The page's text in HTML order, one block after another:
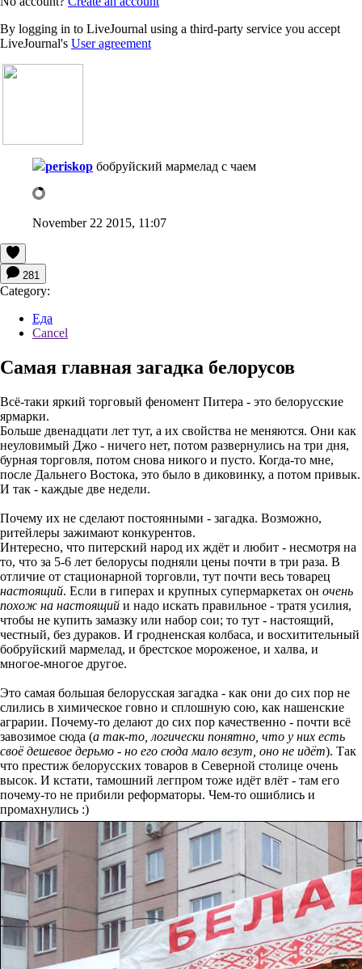
By logging in to LiveJournal using a third-party service you accept
LiveJournal's User agreement
periskop бобруйский мармелад с чаем
November 22 2015, 11:07
281
Category:
Еда
Cancel
Самая главная загадка белорусов
Всё-таки яркий торговый феномент Питера - это белорусские
ярмарки.
Больше двенадцати лет тут, а их свойства не меняются. Они как
неуловимый Джо - ничего нет, потом развернулись на три дня,
бурная торговля, потом снова никого и пусто. Когда-то мне,
после Дальнего Востока, это было в диковинку, а потом привык.
И так - каждые две недели.
Почему их не сделают постоянными - загадка. Возможно,
ритейлеры зажимают конкурентов.
Интересно, что питерский народ их ждёт и любит - несмотря на
то, что за 5-6 лет белорусы подняли цены почти в три раза. В
отличие от стационарной торговли, тут почти весь товарец
настоящий. Если в гиперах и крупных супермаркетах он очень
похож на настоящий и надо искать правильное - тратя усилия,
чтобы не купить замазку или набор сои; то тут - настоящий,
честный, без дураков. И гродненская колбаса, и восхитительный
бобруйский мармелад, и брестское мороженое, и халва, и
многое-многое другое.
Это самая большая белорусская загадка - как они до сих пор не
слились в химическое говно и сплошную сою, как нашенские
аграрии. Почему-то делают до сих пор качественно - почти всё
завозимое сюда (а так-то, логически понятно, что у них есть
своё дешевое дерьмо - но его сюда мало везут, оно не идёт). Так
что престиж белорусских товаров в Северной столице очень
высок. И кстати, тамошний легпром тоже идёт влёт - там его
почему-то не прибили реформаторы. Чем-то ошиблись и
промахнулись :)